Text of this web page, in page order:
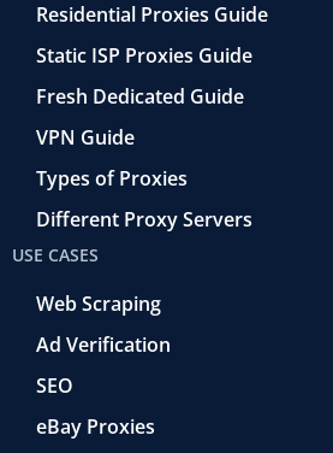
Residential Proxies Guide
Static ISP Proxies Guide
Fresh Dedicated Guide
VPN Guide
Types of Proxies
Different Proxy Servers
USE CASES
Web Scraping
Ad Verification
SEO
eBay Proxies